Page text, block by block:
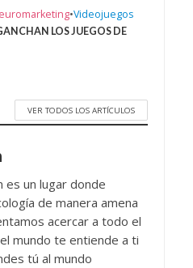
•Videojuegos
LOS JUEGOS DE
VER TODOS LOS ARTÍCULOS
es un lugar donde
de manera amena
acercar a todo el
mundo te entiende a ti
tú al mundo